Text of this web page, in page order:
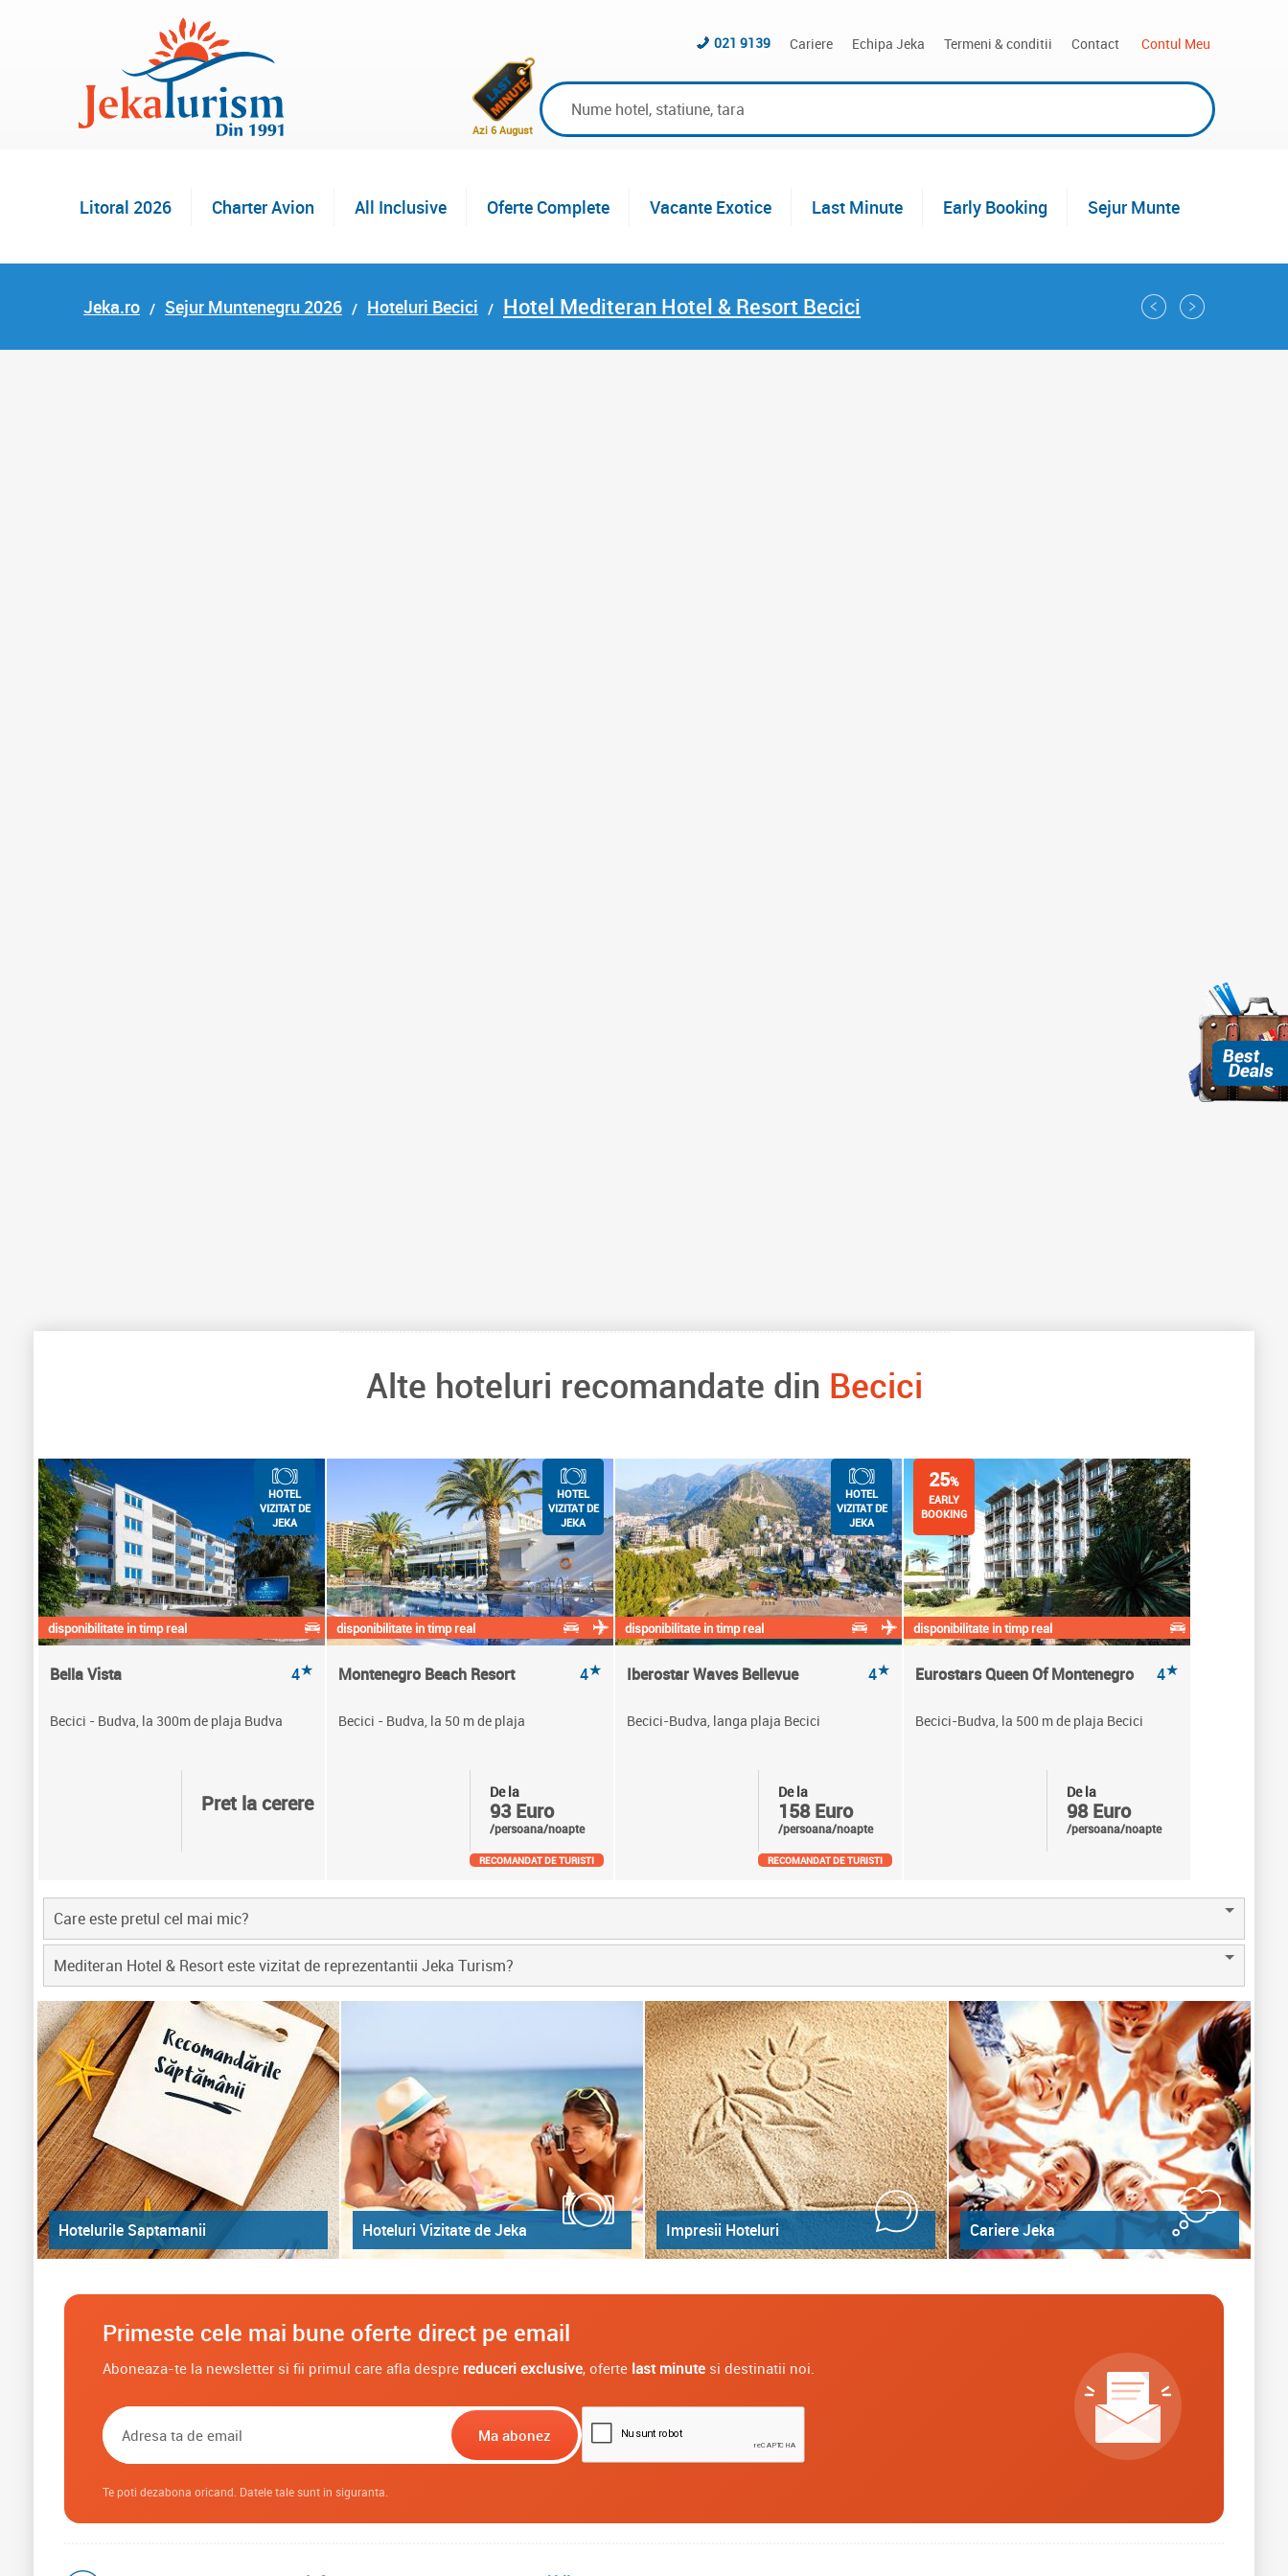
Cariere Echipa Jeka Termeni & conditii Contact Contul Meu
021 9139
Azi 6 August
Litoral 2026 Charter Avion All Inclusive Oferte Complete Vacante Exotice Last Minute Early Booking Sejur Munte
Jeka.ro Sejur Muntenegru 2026 Hoteluri Becici Hotel Mediteran Hotel & Resort Becici
Alte hoteluri recomandate din Becici
disponibilitate in timp real
Bella Vista 4★
Becici - Budva, la 300m de plaja Budva
Pret la cerere
HOTEL
VIZITAT DE
JEKA
disponibilitate in timp real
Montenegro Beach Resort 4★
Becici - Budva, la 50 m de plaja
De la
93 Euro
/persoana/noapte
HOTEL
VIZITAT DE
JEKA
RECOMANDAT DE TURISTI
disponibilitate in timp real
Iberostar Waves Bellevue 4★
Becici-Budva, langa plaja Becici
De la
158 Euro
/persoana/noapte
HOTEL
VIZITAT DE
JEKA
RECOMANDAT DE TURISTI
disponibilitate in timp real
Eurostars Queen Of Montenegro 4★
Becici-Budva, la 500 m de plaja Becici
De la
98 Euro
/persoana/noapte
25%
EARLY
BOOKING
Care este pretul cel mai mic?
Mediteran Hotel & Resort este vizitat de reprezentantii Jeka Turism?
Hotelurile Saptamanii Hoteluri Vizitate de Jeka Impresii Hoteluri Cariere Jeka
Primeste cele mai bune oferte direct pe email
Aboneaza-te la newsletter si fii primul care afla despre reduceri exclusive, oferte last minutesi destinatii noi.
Te poti dezabona oricand. Datele tale sunt in siguranta.